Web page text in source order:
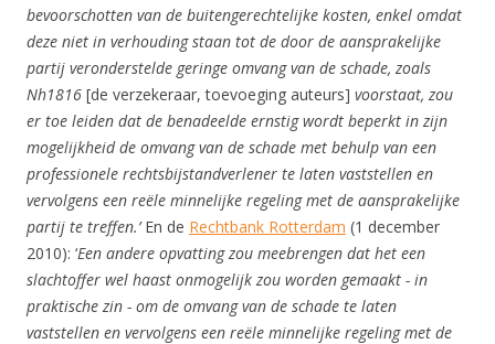
bevoorschotten van de buitengerechtelijke kosten, enkel omdat
deze niet in verhouding staan tot de door de aansprakelijke
partij veronderstelde geringe omvang van de schade, zoals
Nh1816 [de verzekeraar, toevoeging auteurs] voorstaat, zou
er toe leiden dat de benadeelde ernstig wordt beperkt in zijn
mogelijkheid de omvang van de schade met behulp van een
professionele rechtsbijstandverlener te laten vaststellen en
vervolgens een reële minnelijke regeling met de aansprakelijke
partij te treffen.’En de Rechtbank Rotterdam (1 december
2010): ‘Een andere opvatting zou meebrengen dat het een
slachtoffer wel haast onmogelijk zou worden gemaakt - in
praktische zin - om de omvang van de schade te laten
vaststellen en vervolgens een reële minnelijke regeling met de